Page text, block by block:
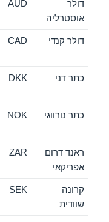
דולר
אוסטרליה
AUD
דולר קנדי CAD
כתר דני DKK
כתר נורווגי NOK
ראנד דרום
אפריקאי
ZAR
קרונה
שוודית
SEK